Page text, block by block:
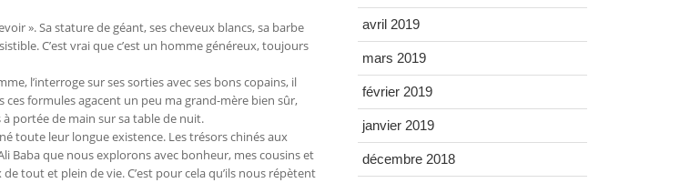
». Sa stature de géant, ses cheveux blancs, sa barbe
C’est vrai que c’est un homme généreux, toujours
l’interroge sur ses sorties avec ses bons copains, il
formules agacent un peu ma grand-mère bien sûr,
portée de main sur sa table de nuit.
toute leur longue existence. Les trésors chinés aux
Baba que nous explorons avec bonheur, mes cousins et
tout et plein de vie. C’est pour cela qu’ils nous répètent
avril 2019
mars 2019
février 2019
janvier 2019
décembre 2018